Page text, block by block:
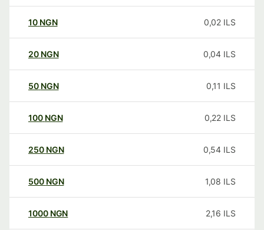
10 NGN 0,02 ILS
20 NGN 0,04 ILS
50 NGN 0,11 ILS
100 NGN 0,22 ILS
250 NGN 0,54 ILS
500 NGN 1,08 ILS
1000 NGN 2,16 ILS